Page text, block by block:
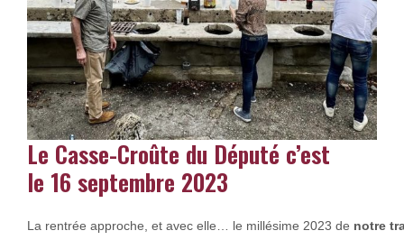
Le Casse-Croûte du Député c’est
le 16 septembre 2023
La rentrée approche, et avec elle… le millésime 2023 de notre